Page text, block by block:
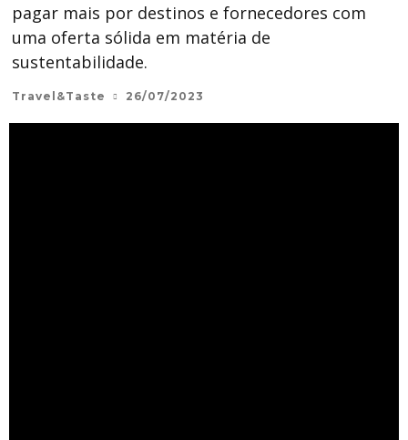
pagar mais por destinos e fornecedores com
uma oferta sólida em matéria de
sustentabilidade.
Travel&Taste 26/07/2023